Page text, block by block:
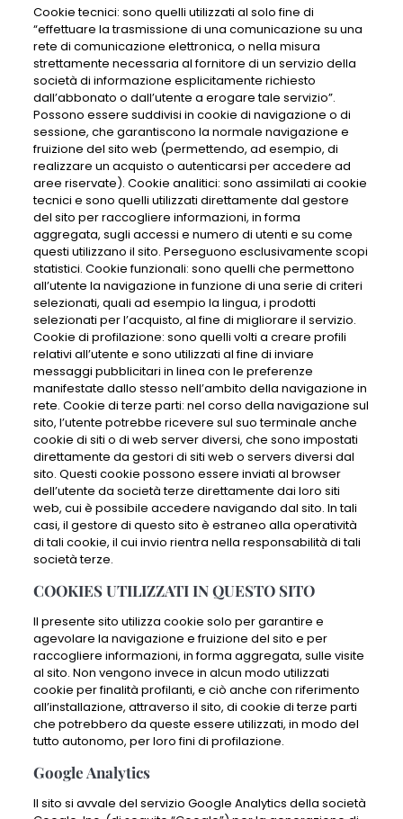
Cookie tecnici: sono quelli utilizzati al solo fine di
“effettuare la trasmissione di una comunicazione su una
rete di comunicazione elettronica, o nella misura
strettamente necessaria al fornitore di un servizio della
società di informazione esplicitamente richiesto
dall’abbonato o dall’utente a erogare tale servizio”.
Possono essere suddivisi in cookie di navigazione o di
sessione, che garantiscono la normale navigazione e
fruizione del sito web (permettendo, ad esempio, di
realizzare un acquisto o autenticarsi per accedere ad
aree riservate). Cookie analitici: sono assimilati ai cookie
tecnici e sono quelli utilizzati direttamente dal gestore
del sito per raccogliere informazioni, in forma
aggregata, sugli accessi e numero di utenti e su come
questi utilizzano il sito. Perseguono esclusivamente scopi
statistici. Cookie funzionali: sono quelli che permettono
all’utente la navigazione in funzione di una serie di criteri
selezionati, quali ad esempio la lingua, i prodotti
selezionati per l’acquisto, al fine di migliorare il servizio.
Cookie di profilazione: sono quelli volti a creare profili
relativi all’utente e sono utilizzati al fine di inviare
messaggi pubblicitari in linea con le preferenze
manifestate dallo stesso nell’ambito della navigazione in
rete. Cookie di terze parti: nel corso della navigazione sul
sito, l’utente potrebbe ricevere sul suo terminale anche
cookie di siti o di web server diversi, che sono impostati
direttamente da gestori di siti web o servers diversi dal
sito. Questi cookie possono essere inviati al browser
dell’utente da società terze direttamente dai loro siti
web, cui è possibile accedere navigando dal sito. In tali
casi, il gestore di questo sito è estraneo alla operatività
di tali cookie, il cui invio rientra nella responsabilità di tali
società terze.
COOKIES UTILIZZATI IN QUESTO SITO
Il presente sito utilizza cookie solo per garantire e
agevolare la navigazione e fruizione del sito e per
raccogliere informazioni, in forma aggregata, sulle visite
al sito. Non vengono invece in alcun modo utilizzati
cookie per finalità profilanti, e ciò anche con riferimento
all’installazione, attraverso il sito, di cookie di terze parti
che potrebbero da queste essere utilizzati, in modo del
tutto autonomo, per loro fini di profilazione.
Google Analytics
Il sito si avvale del servizio Google Analytics della società